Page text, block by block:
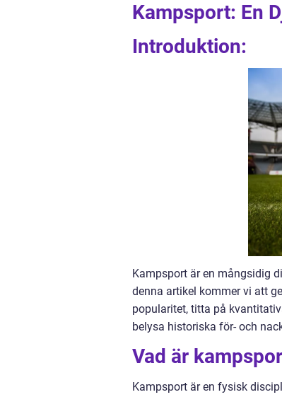
Kampsport: En
Introduktion:
Kampsport är en mångsidig
denna artikel kommer vi att
popularitet, titta på
belysa historiska för- och
Vad är
Kampsport är en fysisk